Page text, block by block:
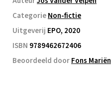
CategorieNon-fictie
Uitgeverij EPO, 2020
ISBN 9789462672406
Beoordeeld doorFons Mariën